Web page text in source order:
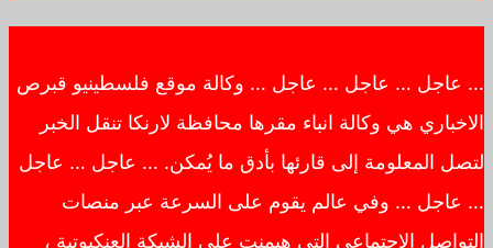
… عاجل … عاجل … عاجل … وكالة موقع فلسطينيو قبرص
الاخباري هي وكالة انباء مقرها محافظة لارنكا تنقل الخبر
لتصل المعلومة إلى قارئها بأدق ما يُمكن. … عاجل … عاجل
… عاجل … وفي عالم يقوم على السرعة عبر منصات
التواصل الاجتماعي التي هيمنت على الشبكة العنكبوتية ،